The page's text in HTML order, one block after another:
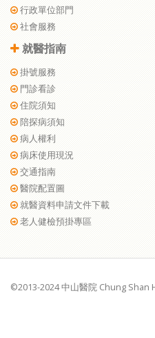
行政單位部門
社會服務
就醫指南
掛號服務
門診看診
住院須知
陪探病須知
病人權利
病床使用現況
交通指南
醫院配置圖
就醫資料申請文件下載
老人健檢預掛專區
©2013-2024 中山醫院 Chung Shan